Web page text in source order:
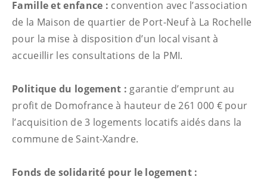
Famille et enfance : convention avec l’association
de la Maison de quartier de Port-Neuf à La Rochelle
pour la mise à disposition d’un local visant à
accueillir les consultations de la PMI.
Politique du logement : garantie d’emprunt au
profit de Domofrance à hauteur de 261 000 € pour
l’acquisition de 3 logements locatifs aidés dans la
commune de Saint-Xandre.
Fonds de solidarité pour le logement :